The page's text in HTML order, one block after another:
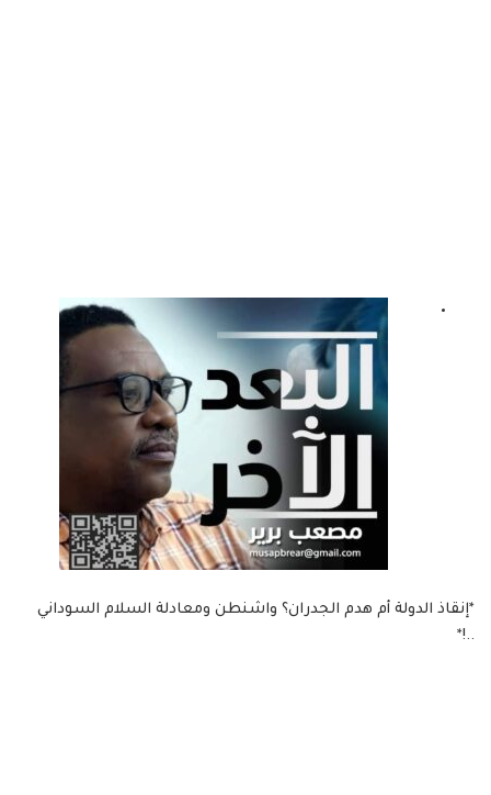
*إنقاذ الدولة أم هدم الجدران؟ واشنطن ومعادلة السلام السوداني
..!*